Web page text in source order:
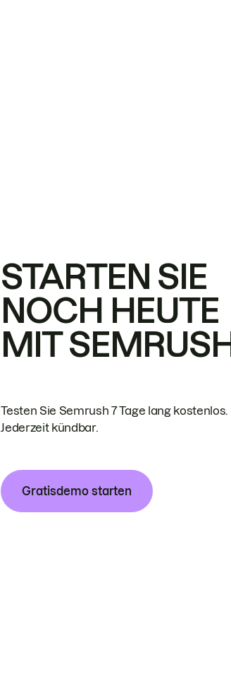
STARTEN SIE
NOCH HEUTE
MIT
Testen Sie Semrush 7 Tage lang kostenlos.
Jederzeit kündbar.
Gratisdemo starten